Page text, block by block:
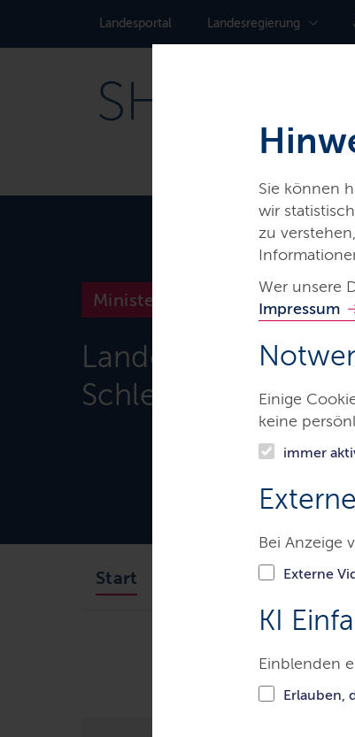
Sie können
wir
zu
Wer unsere
Impressum
Einige
keine
immer
Bei Anzeige
Externe
KI
Einblenden
Erlauben,
Landes­portal Landes­regierung
Landeslabor
Schleswig-Holstein
Ministerien & Behörden
Start Organisation